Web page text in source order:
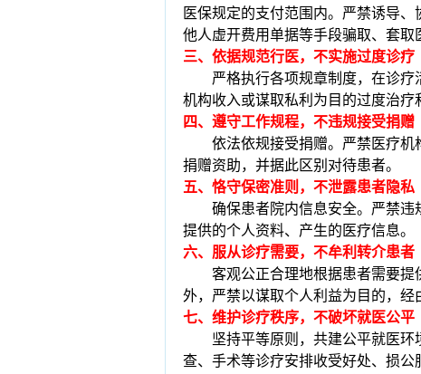
医保规定的支付范围内。严禁诱导
他人虚开费用单据等手段骗取、套取
三、依据规范行医，不实施过度诊疗
严格执行各项规章制度，在诊
机构收入或谋取私利为目的过度治疗
四、遵守工作规程，不违规接受捐赠
依法依规接受捐赠。严禁医疗
捐赠资助，并据此区别对待患者。
五、恪守保密准则，不泄露患者隐私
确保患者院内信息安全。严禁
提供的个人资料、产生的医疗信息。
六、服从诊疗需要，不牟利转介患者
客观公正合理地根据患者需要
外，严禁以谋取个人利益为目的，经
七、维护诊疗秩序，不破坏就医公平
坚持平等原则，共建公平就医
查、手术等诊疗安排收受好处、损公